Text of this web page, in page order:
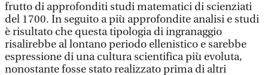
frutto di approfonditi studi matematici di scienziati
del 1700. In seguito a più approfondite analisi e studi
è risultato che questa tipologia di ingranaggio
risalirebbe al lontano periodo ellenistico e sarebbe
espressione di una cultura scientifica più evoluta,
nonostante fosse stato realizzato prima di altri